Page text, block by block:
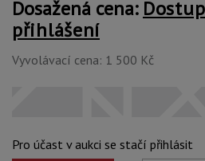
Dosažená cena:
přihlášení
Vyvolávací cena: 1 500 Kč
Pro účast v aukci se stačí přihlásit